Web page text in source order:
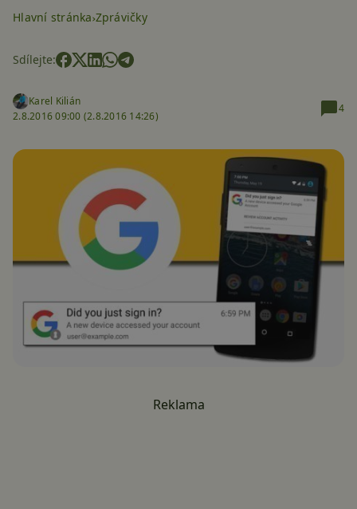
Hlavní stránka Zprávičky
Sdílejte:
Karel Kilián
2.8.2016 09:00 (2.8.2016 14:26)
4
Reklama